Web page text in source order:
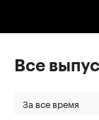
Все
За все время